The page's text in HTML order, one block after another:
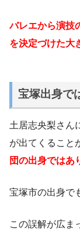
バレエから演技
を決定づけた大
宝塚出身で
土居志央梨さん
が出てくること
団の出身ではあ
宝塚市の出身で
この誤解が広ま